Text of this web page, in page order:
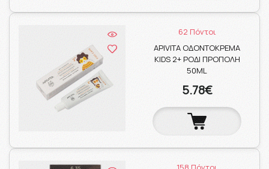
62 Πόντοι
APIVITA ΟΔΟΝΤΟΚΡΕΜΑ
KIDS 2+ ΡΟΔΙ ΠΡΟΠΟΛΗ
50ML
5.78€